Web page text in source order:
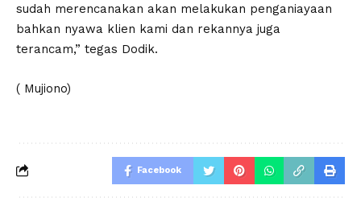
sudah merencanakan akan melakukan penganiayaan
bahkan nyawa klien kami dan rekannya juga
terancam,” tegas Dodik.
( Mujiono)
Facebook